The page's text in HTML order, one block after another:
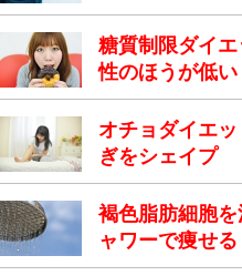
糖質制限ダイ
性のほうが低い
オチョダイエ
ぎをシェイプ
褐色脂肪細胞
ャワーで痩せる